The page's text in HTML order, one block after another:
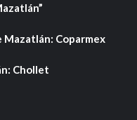
Mazatlán: Coparmex
Chollet